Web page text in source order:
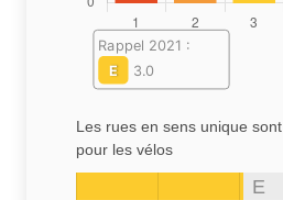
Rappel 2021 :
E
3.0
Les rues en sens unique
pour les vélos
E